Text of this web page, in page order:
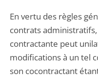
En vertu des règles
contrats
contractante peut
modifications à un tel
son cocontractant